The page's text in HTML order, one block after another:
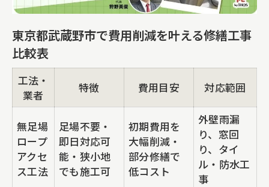
外壁雨漏りを防ぐための実践的な施工手
順
ばれる理由
タイル補修・外壁塗装の現場で活きる技
術とは
即日対応が可能な修繕工事の進め方
大規模修繕工事で費用削減を目指すポイント
大規模修繕工事で使える費用削減事例集
東京都武蔵野市で費用削減を叶える修繕工事
比較表
工法・
業者
特徴 費用目安 対応範囲
無足場
ロープ
アクセ
ス工法
足場不要・
即日対応可
能・狭小地
でも施工可
初期費用を
大幅削減・
部分修繕で
低コスト
外壁雨漏
り、窓回
り、タイ
ル・防水工
事